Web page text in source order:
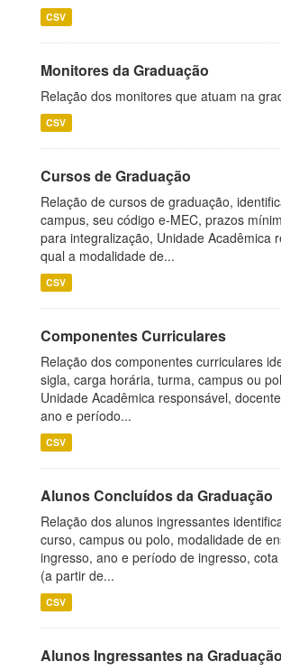
CSV
Monitores da Graduação
Relação dos monitores que atuam na
CSV
Cursos de Graduação
Relação de cursos de graduação,
campus, seu código e-MEC, prazos
para integralização, Unidade Acadêmica
qual a modalidade de...
CSV
Componentes Curriculares
Relação dos componentes curriculares
sigla, carga horária, turma, campus ou
Unidade Acadêmica responsável,
ano e período...
CSV
Alunos Concluídos da Graduação
Relação dos alunos ingressantes
curso, campus ou polo, modalidade de
ingresso, ano e período de ingresso,
(a partir de...
CSV
Alunos Ingressantes na Graduação